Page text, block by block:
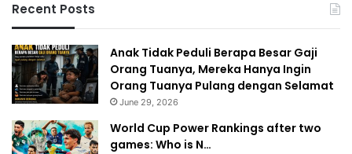
Recent Posts
Anak Tidak Peduli Berapa Besar Gaji
Orang Tuanya, Mereka Hanya Ingin
Orang Tuanya Pulang dengan Selamat
June 29, 2026
World Cup Power Rankings after two
games: Who is N…